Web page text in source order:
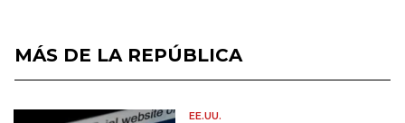
MÁS DE LA REPÚBLICA
EE.UU.